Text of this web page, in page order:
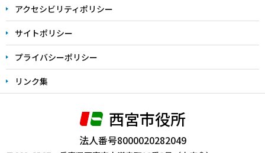
アクセシビリティポリシー
サイトポリシー
プライバシーポリシー
リンク集
西宮市役所
法人番号8000020282049